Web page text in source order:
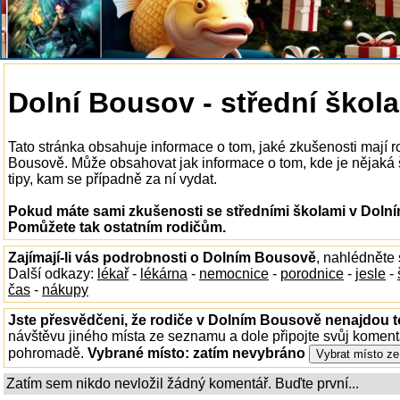
Dolní Bousov - střední škola
Tato stránka obsahuje informace o tom, jaké zkušenosti mají
Bousově. Může obsahovat jak informace o tom, kde je
tipy, kam se případně za ní vydat.
Pokud máte sami zkušenosti se středními školami v
Pomůžete tak ostatním rodičům.
Zajímají-li vás podrobnosti o Dolním Bousově, nahlédněte
Další odkazy: lékař - lékárna - nemocnice - porodnice - jesle -
čas - nákupy
Jste přesvědčeni, že rodiče v Dolním Bousově nenajdou
návštěvu jiného místa ze seznamu a dole připojte svůj
pohromadě. Vybrané místo: zatím nevybráno
Zatím sem nikdo nevložil žádný komentář. Buďte první...